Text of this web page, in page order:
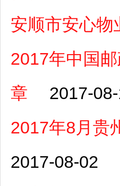
安顺市安心物
2017年中国
章
2017-
2017年8月贵
2017-08-02